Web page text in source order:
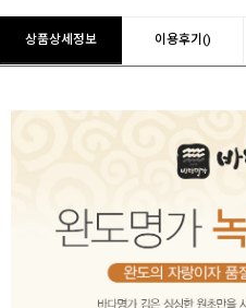
상품상세정보 이용후기()